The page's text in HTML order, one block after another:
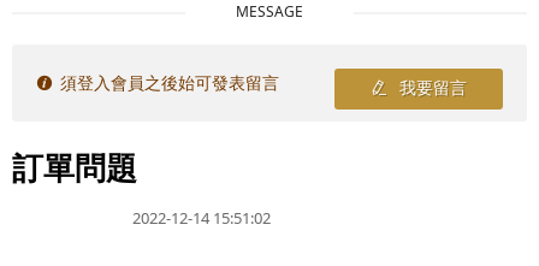
MESSAGE
須登入會員之後始可發表留言 我要留言
訂單問題
2022-12-14 15:51:02